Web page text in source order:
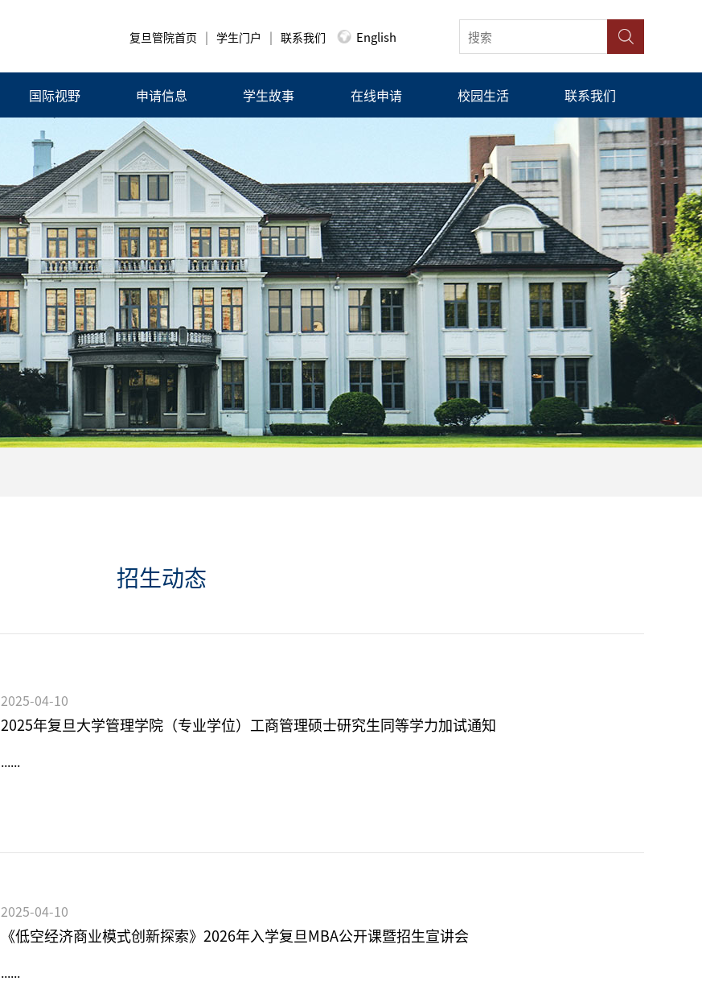
复旦管院首页 | 学生门户 | 联系我们 English
国际视野 申请信息 学生故事 在线申请 校园生活 联系我们
招生动态
2025-04-10
2025年复旦大学管理学院（专业学位）工商管理硕士研究生同等学力加试通知
......
2025-04-10
《低空经济商业模式创新探索》2026年入学复旦MBA公开课暨招生宣讲会
......